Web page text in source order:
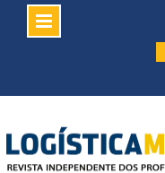
content